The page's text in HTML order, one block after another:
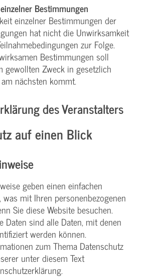
Bestimmungen
einzelner Bestimmungen der
hat nicht die Unwirksamkeit
zur Folge.
Bestimmungen soll
gewollten Zweck in gesetzlich
nächsten kommt.
des Veranstalters
auf einen Blick
geben einen einfachen
mit Ihren personenbezogenen
Sie diese Website besuchen.
Daten sind alle Daten, mit denen
werden können.
zum Thema Datenschutz
unter diesem Text